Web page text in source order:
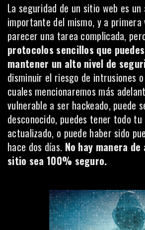
La seguridad de un sitio web es
importante del mismo, y a primera
parecer una tarea complicada,
protocolos sencillos que
mantener un alto nivel de
disminuir el riesgo de intrusiones
cuales mencionaremos más
vulnerable a ser hackeado, puede
desconocido, puedes tener todo
actualizado, o puede haber sido
hace dos días. No hay manera
sitio sea 100% seguro.